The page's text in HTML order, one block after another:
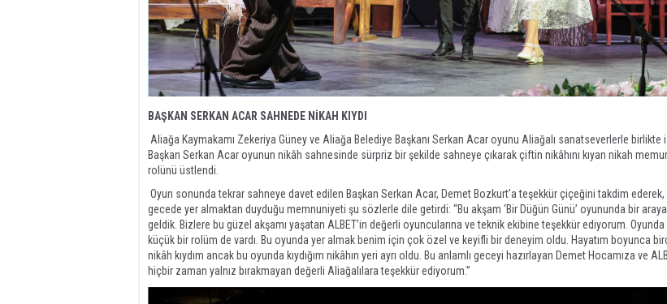
BAŞKAN SERKAN ACAR SAHNEDE NİKAH KIYDI
Aliağa Kaymakamı Zekeriya Güney ve Aliağa Belediye Başkanı Serkan Acar oyunu Aliağalı sanatseverlerle birlikte
Başkan Serkan Acar oyunun nikâh sahnesinde sürpriz bir şekilde sahneye çıkarak çiftin nikâhını kıyan nikah
rolünü üstlendi.
Oyun sonunda tekrar sahneye davet edilen Başkan Serkan Acar, Demet Bozkurt’a teşekkür çiçeğini takdim ederek,
gecede yer almaktan duyduğu memnuniyeti şu sözlerle dile getirdi: “Bu akşam ‘Bir Düğün Günü’ oyununda bir araya
geldik. Bizlere bu güzel akşamı yaşatan ALBET’in değerli oyuncularına ve teknik ekibine teşekkür ediyorum. Oyunda
küçük bir rolüm de vardı. Bu oyunda yer almak benim için çok özel ve keyifli bir deneyim oldu. Hayatım boyunca
nikâh kıydım ancak bu oyunda kıydığım nikâhın yeri ayrı oldu. Bu anlamlı geceyi hazırlayan Demet Hocamıza ve
hiçbir zaman yalnız bırakmayan değerli Aliağalılara teşekkür ediyorum.”